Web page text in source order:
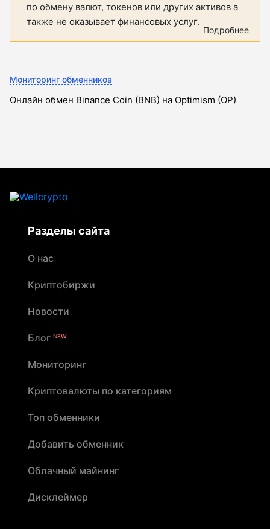
по обмену валют, токенов или других активов а
также не оказывает финансовых услуг.
Подробнее
Мониторинг обменников
Онлайн обмен Binance Coin (BNB) на Optimism (OP)
Разделы сайта
О нас
Криптобиржи
Новости
Блог NEW
Мониторинг
Криптовалюты по категориям
Топ обменники
Добавить обменник
Облачный майнинг
Дисклеймер